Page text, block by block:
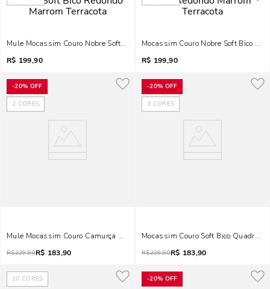
Mule Mocassim Couro Nobre Soft Bico Redondo Marrom Terracota
R$ 199,90
Mocassim Couro Nobre Soft Bico
R$ 199,90
-20% OFF
2 CORES
Mule Mocassim Couro Camurça Bico Redondo Marrom Brick
R$229,90R$ 183,90
-20% OFF
3 CORES
Mocassim Couro Soft Bico Quadrado
R$229,90R$ 183,90
10 CORES -20% OFF